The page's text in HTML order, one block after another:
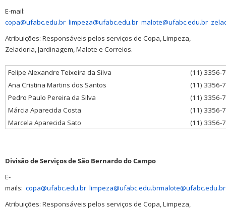
E-mail:
copa@ufabc.edu.br limpeza@ufabc.edu.br malote@ufabc.edu.br
Atribuições: Responsáveis pelos serviços de Copa, Limpeza,
Zeladoria, Jardinagem, Malote e Correios.
Felipe Alexandre Teixeira da Silva
(11) 3356-
Ana Cristina Martins dos Santos
(11) 3356-
Pedro Paulo Pereira da Silva
(11) 3356-
Márcia Aparecida Costa
(11) 3356-
Marcela Aparecida Sato
(11) 3356-
Divisão de Serviços de São Bernardo do Campo
E-
mails: copa@ufabc.edu.br limpeza@ufabc.edu.brmalote@ufabc.edu.br
Atribuições: Responsáveis pelos serviços de Copa, Limpeza,